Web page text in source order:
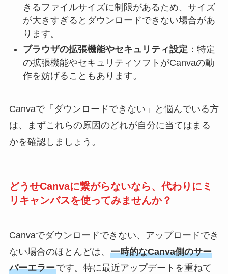
きるファイルサイズに制限があるため、サイズ
が大きすぎるとダウンロードできない場合があ
ります。
ブラウザの拡張機能やセキュリティ設定 ：特定
の拡張機能やセキュリティソフトがCanvaの動
作を妨げることもあります。
Canvaで「ダウンロードできない」と悩んでいる方
は、まずこれらの原因のどれが自分に当てはまる
かを確認しましょう。
どうせCanvaに繋がらないなら、代わりにミ
リキャンバスを使ってみませんか？
Canvaでダウンロードできない、アップロードでき
ない場合のほとんどは、 一時的なCanva側のサー
バーエラーです。特に最近アップデートを重ねて